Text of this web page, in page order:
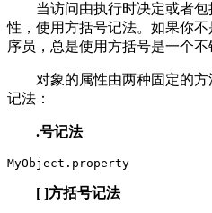
当访问由执行时决定或者包
性，使用方括号记法。如果你不
序员，总是使用方括号是一个不
对象的属性由两种固定的方
记法：
.号记法
MyObject.property
[ ]方括号记法